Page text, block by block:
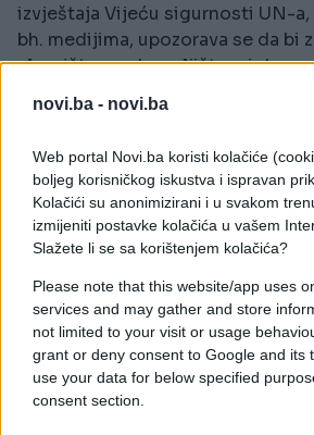
novi.ba - novi.ba
Web portal Novi.ba koristi kolačiće
boljeg korisničkog iskustva i ispravan
Kolačići su anonimizirani i u svakom
izmijeniti postavke kolačića u vašem
Slažete li se sa korištenjem kolačića?
Please note that this website/app uses
services and may gather and store
not limited to your visit or usage
grant or deny consent to Google and its
use your data for below specified
consent section.
izvještaja Vijeću sigurnosti UN-
bh. medijima, upozorava se da bi
vlasništva nad zemljištem i
imovinom gradnja gasovoda
pravnom stanju mogla biti
Strah od poslušnijeg nasljednika
List navodi da posmatrači
američka administracija mogla
Šmitovog otpora takvom
Upravo zbog toga evropske
dobijaju posebnu težinu. Njihova
odlučiti da li će OHR ostati
međunarodne kontrole provedbe